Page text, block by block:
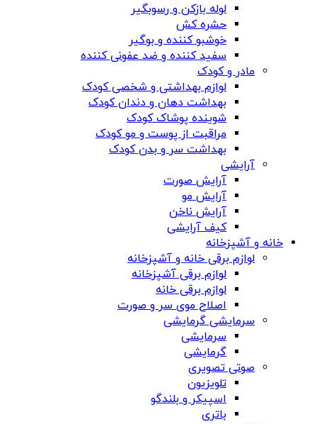
لوله بازکن و رسوبگیر
حشره کش
خوشبو کننده و بوگیر
سفید کننده و ضد عفونی کننده
مادر و کودک
لوازم بهداشتی و شخصی کودک
بهداشت دهان و دندان کودک
شوینده پوشاک کودک
مراقبت از پوست و مو کودک
بهداشت سر و بدن کودک
آرایشی
آرایش صورت
آرایش مو
آرایش ناخن
کیف آرایشی
خانه و آشپزخانه
لوازم برقی خانه و آشپزخانه
لوازم برقی آشپزخانه
لوازم برقی خانه
اصلاح موی سر و صورت
سرمایشی گرمایشی
سرمایشی
گرمایشی
صوتی تصویری
تلویزیون
اسپیکر و بلندگو
باتری